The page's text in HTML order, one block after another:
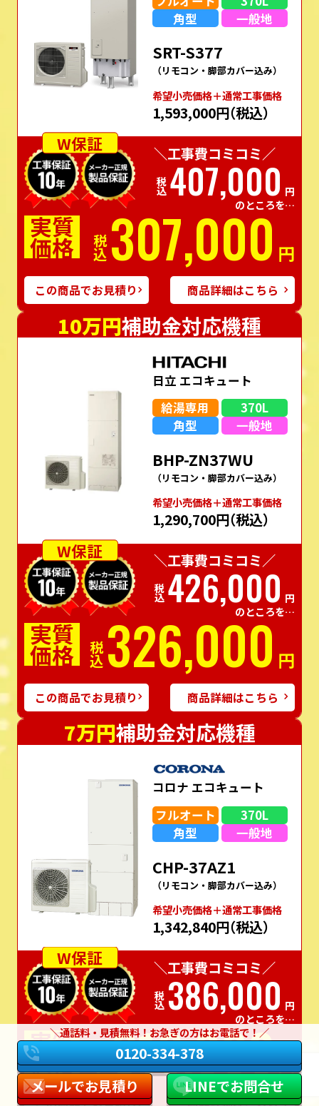
角型
一般地
SRT-S377
（リモコン・脚部カバー込み）
希望⼩売価格＋通常⼯事価格
1,593,000円（税込）
W保証
＼工事費コミコミ／
税込407,000 円
のところを…
実質
価格 税込307,000 円
この商品でお見積り 商品詳細はこちら
10万円補助金対応機種
日立 エコキュート
給湯専用
370L
角型
一般地
BHP-ZN37WU
（リモコン・脚部カバー込み）
希望⼩売価格＋通常⼯事価格
1,290,700円（税込）
W保証
＼工事費コミコミ／
税込426,000 円
のところを…
実質
価格 税込326,000 円
この商品でお見積り 商品詳細はこちら
7万円補助金対応機種
コロナ エコキュート
フルオート
370L
角型
一般地
CHP-37AZ1
（リモコン・脚部カバー込み）
希望⼩売価格＋通常⼯事価格
1,342,840円（税込）
W保証
＼工事費コミコミ／
税込 386,000 円
のところを…
実質
価格 税込316,000円
通話料・見積無料！お急ぎの方はお電話で！
0120-334-378
メールでお見積り
LINEでお問合せ